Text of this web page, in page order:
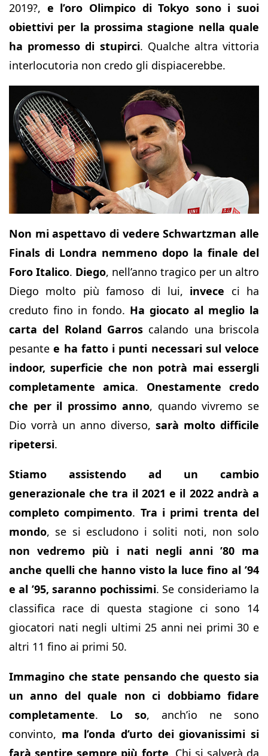
2019?, e l’oro Olimpico di Tokyo sono i suoi
obiettivi per la prossima stagione nella quale
ha promesso di stupirci. Qualche altra vittoria
interlocutoria non credo gli dispiacerebbe.
Non mi aspettavo di vedere Schwartzman alle
Finals di Londra nemmeno dopo la finale del
Foro Italico. Diego, nell’anno tragico per un altro
Diego molto più famoso di lui, invece ci ha
creduto fino in fondo. Ha giocato al meglio la
carta del Roland Garros calando una briscola
pesantee ha fatto i punti necessari sul veloce
indoor, superficie che non potrà mai essergli
completamente amica. Onestamente credo
che per il prossimo anno, quando vivremo se
Dio vorrà un anno diverso, sarà molto difficile
ripetersi.
Stiamo assistendo ad un cambio
generazionale che tra il 2021 e il 2022 andrà a
completo compimento. Tra i primi trenta del
mondo, se si escludono i soliti noti, non solo
non vedremo più i nati negli anni ’80 ma
anche quelli che hanno visto la luce fino al ’94
e al ’95, saranno pochissimi. Se consideriamo la
classifica race di questa stagione ci sono 14
giocatori nati negli ultimi 25 anni nei primi 30 e
altri 11 fino ai primi 50.
Immagino che state pensando che questo sia
un anno del quale non ci dobbiamo fidare
completamente. Lo so, anch’io ne sono
convinto, ma l’onda d’urto dei giovanissimi si